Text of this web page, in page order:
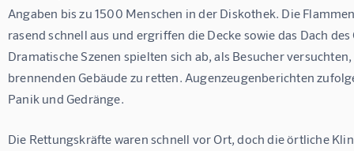
Angaben bis zu 1500 Menschen in der Diskothek. Die
rasend schnell aus und ergriffen die Decke sowie das Dach
Dramatische Szenen spielten sich ab, als Besucher
brennenden Gebäude zu retten. Augenzeugenberichten
Panik und Gedränge.
Die Rettungskräfte waren schnell vor Ort, doch die örtliche